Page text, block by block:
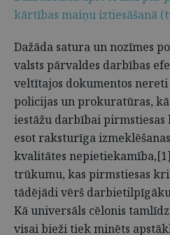
kārtības maiņu iztiesāšanā
Dažāda satura un nozīmes
valsts pārvaldes darbības
veltītajos dokumentos
policijas un prokuratūras,
iestāžu darbībai
esot raksturīga
kvalitātes
trūkumu, kas pirmstiesas
tādējādi vērš
Kā universāls cēlonis
visai bieži tiek minēts